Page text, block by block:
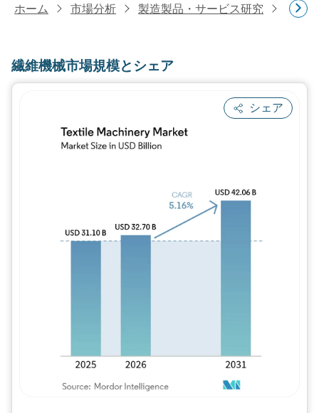
ホーム 市場分析 製造製品・サービス研究 一般
繊維機械市場規模とシェア
シェア